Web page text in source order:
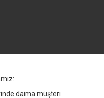
daima müşteri